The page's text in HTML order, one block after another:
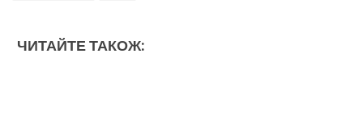
ЧИТАЙТЕ ТАКОЖ: